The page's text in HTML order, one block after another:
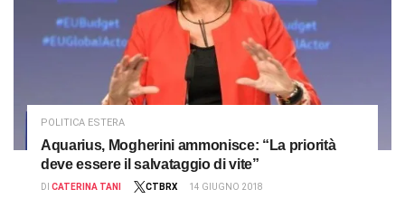
POLITICA ESTERA
Aquarius, Mogherini ammonisce: “La priorità
deve essere il salvataggio di vite”
DI CATERINA TANI CTBRX 14 GIUGNO 2018